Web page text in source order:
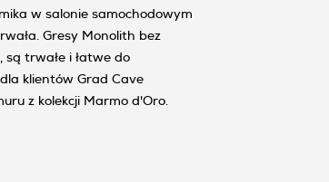
w salonie samochodowym
Gresy Monolith bez
trwałe i łatwe do
z kolekcji Marmo d'Oro.